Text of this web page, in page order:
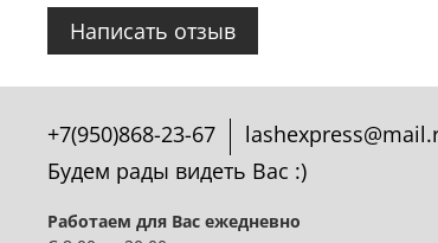
Написать отзыв
+7(950)868-23-67
Будем рады видеть Вас :)
Работаем для Вас ежедневно